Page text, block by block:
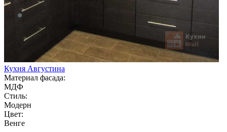
Кухня Августина
Материал фасада:
МДФ
Стиль:
Модерн
Цвет:
Венге